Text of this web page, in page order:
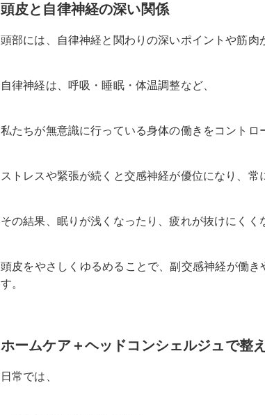
頭皮と自律神経の深い関係
頭部には、自律神経と関わりの深いポイントや筋肉
自律神経は、呼吸・睡眠・体温調整など、
私たちが無意識に行っている身体の働きをコントロ
ストレスや緊張が続くと交感神経が優位になり、常
その結果、眠りが浅くなったり、疲れが抜けにくく
頭皮をやさしくゆるめることで、副交感神経が働
す。
ホームケア＋ヘッドコンシェルジュで整
日常では、